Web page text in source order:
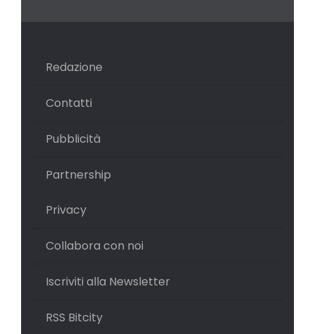
Redazione
Contatti
Pubblicità
Partnership
Privacy
Collabora con noi
Iscriviti alla Newsletter
RSS Bitcity